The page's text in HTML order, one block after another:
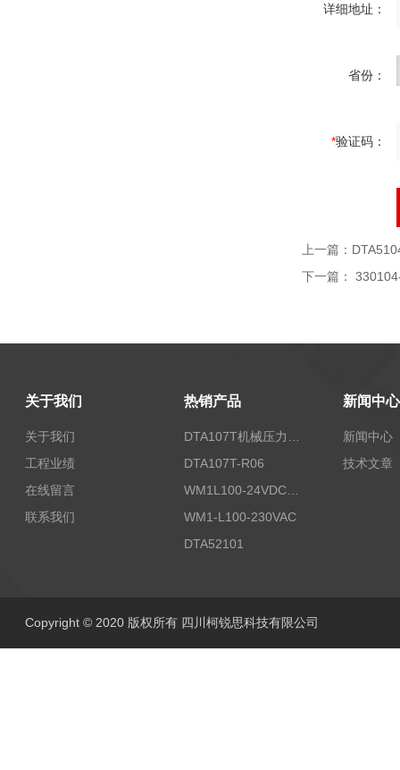
详细地址：
省份：
*验证码：
上一篇：
下一篇：
关于我们
关于我们
工程业绩
在线留言
联系我们
热销产品
DTA107T-R06
WM1L100-24VDC/T5X
WM1-L100-230VAC
DTA52101
新闻中心
新闻中心
技术文章
Copyright © 2020 版权所有 四川柯锐思科技有限公司